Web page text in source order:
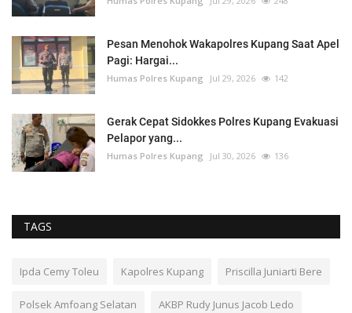
Pesan Menohok Wakapolres Kupang Saat Apel
Pagi: Hargai...
Humas Polres Kupang Jul 29, 2026 142
Gerak Cepat Sidokkes Polres Kupang Evakuasi
Pelapor yang...
Humas Polres Kupang Jul 30, 2026 136
TAGS
Ipda Cemy Toleu Kapolres Kupang Priscilla Juniarti Bere
Polsek Amfoang Selatan AKBP Rudy Junus Jacob Ledo